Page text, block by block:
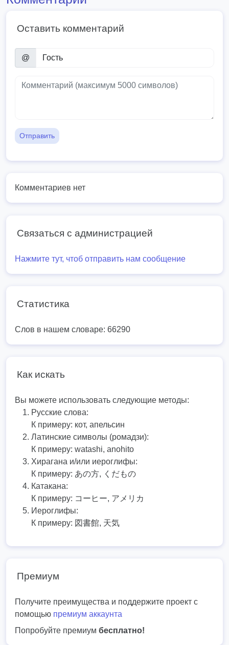
Оставить комментарий
@
Отправить
Комментариев нет
Связаться с администрацией
Нажмите тут, чтоб отправить нам сообщение
Статистика
Слов в нашем словаре: 66290
Как искать
Вы можете использовать следующие методы:
Русские слова:
К примеру: кот, апельсин
Латинские символы (ромадзи):
К примеру: watashi, anohito
Хирагана и/или иероглифы:
К примеру: あの方, くだもの
Катакана:
К примеру: コーヒー, アメリカ
Иероглифы:
К примеру: 図書館, 天気
Премиум
Получите преимущества и поддержите проект с
помощью премиум аккаунта
Попробуйте премиум бесплатно!